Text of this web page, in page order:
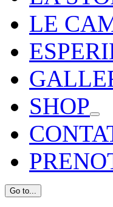
LE
SHOP
Go to...